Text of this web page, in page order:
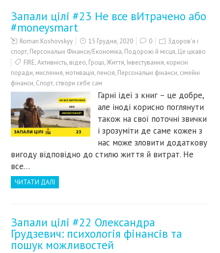
Запали цілі #23 Не все вИтрачено або
#moneysmart
Roman Koshovskyy 15 Грудня, 2020 0
Здоров'я і
спорт, Персональні Фінанси/Економіка, Подорожі й місця, Це цікаво
FIRE,Активність, відео, Гроші,Життя, Інвестування, корисні
поради, мислення, мотивація, пенсія, Персональні фінанси, сімейні
фінанси, Спорт, створи себе сам
Гарні ідеї з книг – це добре,
але іноді корисно поглянути
також на свої поточні звички
і зрозуміти де саме кожен з
нас може зловити додаткову
вигоду відповідно до стилю життя й витрат. Не
все…
ЧИТАТИ ДАЛІ
Запали цілі #22 Олександра
Грудзевич: психологія фінансів та
пошук можливостей